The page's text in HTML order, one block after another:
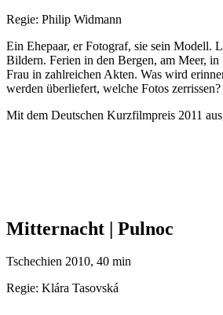
Regie: Philip Widmann
Ein Ehepaar, er Fotograf, sie sein Modell.
Bildern. Ferien in den Bergen, am Meer, in
Frau in zahlreichen Akten. Was wird
werden überliefert, welche Fotos zerrissen?
Mit dem Deutschen Kurzfilmpreis 2011
Mitternacht | Pulnoc
Tschechien 2010, 40 min
Regie: Klára Tasovská